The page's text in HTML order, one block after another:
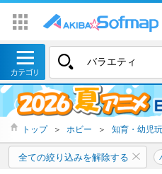
トップ ＞ ホビー ＞ 知育・幼児
全ての絞り込みを解除する